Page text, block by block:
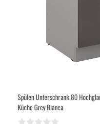
Spülen Unterschrank 80
Küche Grey Bianca